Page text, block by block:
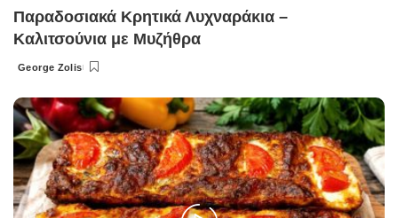
Παραδοσιακά Κρητικά Λυχναράκια –
Καλιτσούνια με Μυζήθρα
Posted
George Zolis